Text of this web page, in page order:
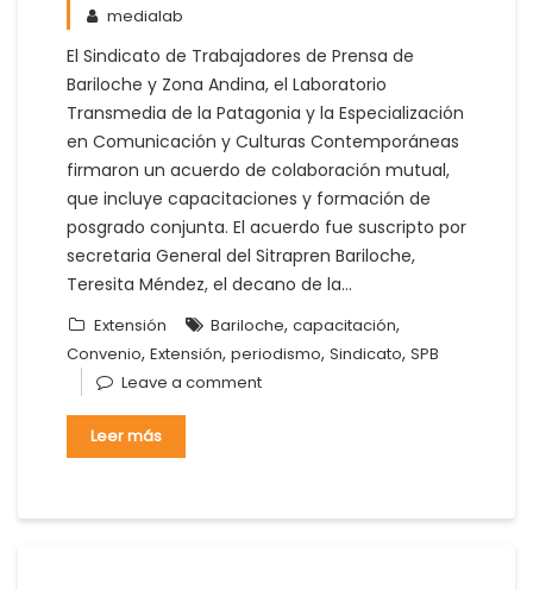
medialab
El Sindicato de Trabajadores de Prensa de
Bariloche y Zona Andina, el Laboratorio
Transmedia de la Patagonia y la Especialización
en Comunicación y Culturas Contemporáneas
firmaron un acuerdo de colaboración mutual,
que incluye capacitaciones y formación de
posgrado conjunta. El acuerdo fue suscripto por
secretaria General del Sitrapren Bariloche,
Teresita Méndez, el decano de la…
Extensión Bariloche, capacitación,
Convenio, Extensión, periodismo, Sindicato, SPB
Leave a comment
Leer más